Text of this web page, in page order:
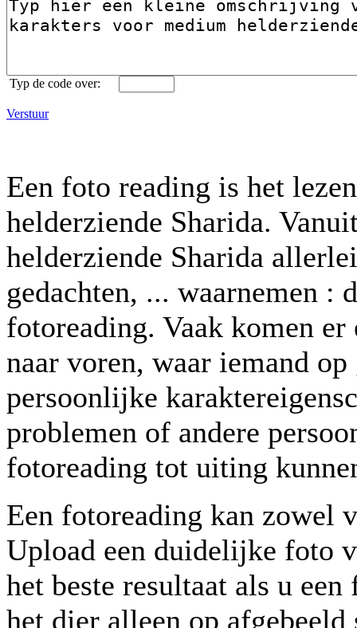
Typ de code over:
Verstuur
Een foto reading is het
helderziende Sharida.
helderziende Sharida
gedachten, ... waarnemen :
fotoreading. Vaak komen er
naar voren, waar iemand
persoonlijke
problemen of andere
fotoreading tot uiting
Een fotoreading kan zowel
Upload een duidelijke foto
het beste resultaat als u
het dier alleen op afgebeeld